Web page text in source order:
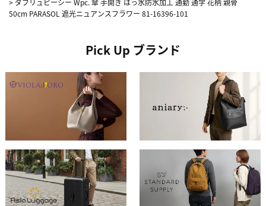
> ダブリュピーシー Wpc. 傘 手開き はっ水防水加工 通勤 通学 花柄 親骨
50cm PARASOL 遮光ニュアンスフラワー 81-16396-101
Pick Up ブランド